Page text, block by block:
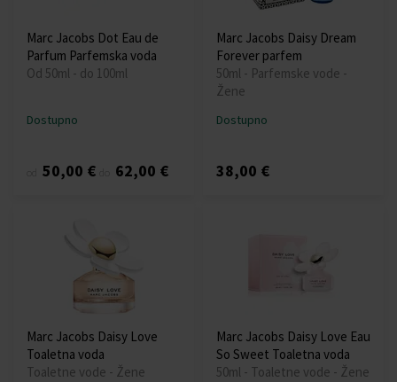
Marc Jacobs Dot Eau de
Parfum Parfemska voda
Od 50ml - do 100ml
Dostupno
50,00 € 62,00 €
Marc Jacobs Daisy Dream
Forever parfem
50ml - Parfemske vode -
Žene
Dostupno
38,00 €
Marc Jacobs Daisy Love
Toaletna voda
Toaletne vode - Žene
Marc Jacobs Daisy Love Eau
So Sweet Toaletna voda
50ml - Toaletne vode - Žene